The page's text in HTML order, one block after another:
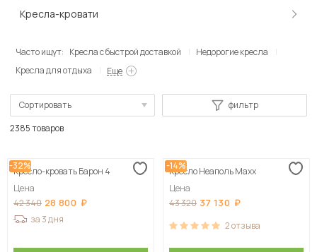
Кресла-кровати
Часто ищут: Кресла с быстрой доставкой
Недорогие кресла
Кресла для отдыха
Еще
Сортировать
По популярности
Сначала дорогие
фильтр
2385 товаров
-32%
Кресло-кровать Барон 4
Цена
42 340 28 800
за 3 дня
-14%
Кресло Неаполь Maxx
Цена
43 320 37 130
2отзыва